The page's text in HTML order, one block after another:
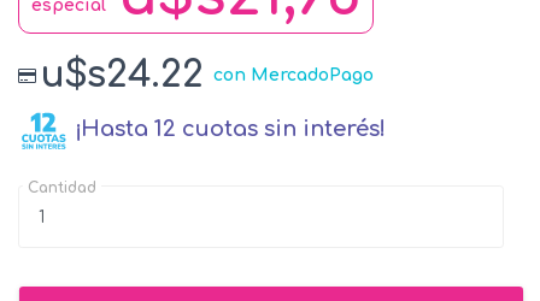
especial
u$s24.22 con MercadoPago
¡Hasta 12 cuotas sin interés!
Cantidad